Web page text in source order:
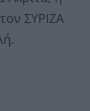
ΣΥΡΙΖΑ